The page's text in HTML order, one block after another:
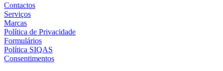
Contactos
Serviços
Marcas
Política de Privacidade
Formulários
Política SIQAS
Consentimentos